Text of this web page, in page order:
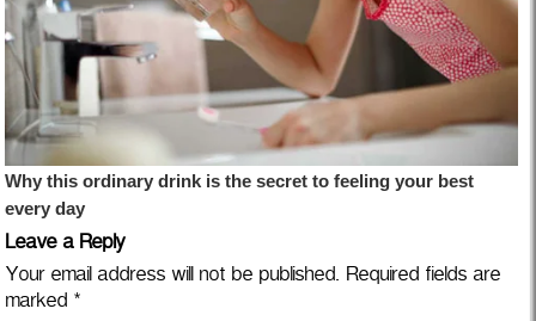
Leave a Reply
Your email address will not be published. Required fields are
marked *